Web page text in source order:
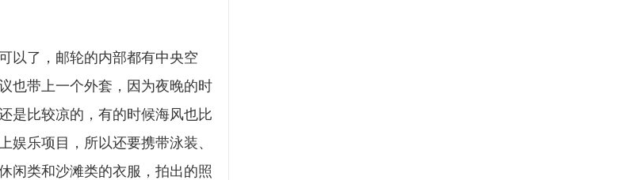
以了，邮轮的内部都有中央空
也带上一个外套，因为夜晚的时
是比较凉的，有的时候海风也比
娱乐项目，所以还要携带泳装、
闲类和沙滩类的衣服，拍出的照